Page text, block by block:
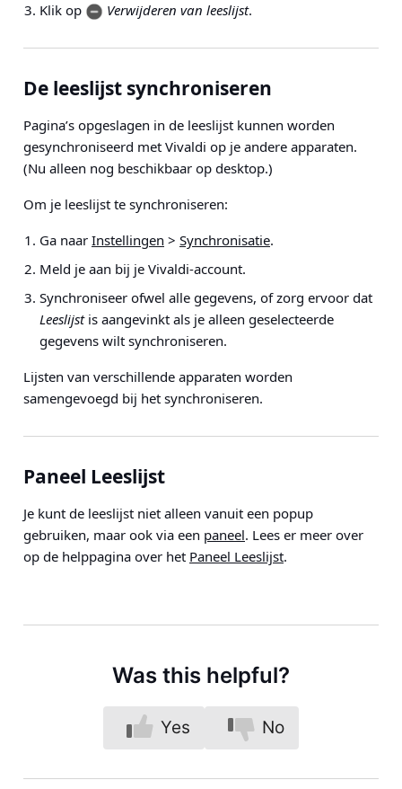
Klik op
Verwijderen van leeslijst.
De leeslijst synchroniseren
Pagina’s opgeslagen in de leeslijst kunnen worden
gesynchroniseerd met Vivaldi op je andere apparaten.
(Nu alleen nog beschikbaar op desktop.)
Om je leeslijst te synchroniseren:
Ga naar Instellingen > Synchronisatie.
Meld je aan bij je Vivaldi-account.
Synchroniseer ofwel alle gegevens, of zorg ervoor dat
Leeslijstis aangevinkt als je alleen geselecteerde
gegevens wilt synchroniseren.
Lijsten van verschillende apparaten worden
samengevoegd bij het synchroniseren.
Paneel Leeslijst
Je kunt de leeslijst niet alleen vanuit een popup
gebruiken, maar ook via een paneel. Lees er meer over
op de helppagina over het Paneel Leeslijst.
Was this helpful?
Yes No